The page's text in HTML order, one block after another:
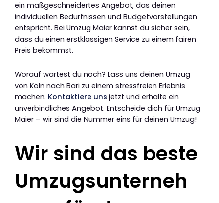
ein maßgeschneidertes Angebot, das deinen
individuellen Bedürfnissen und Budgetvorstellungen
entspricht. Bei Umzug Maier kannst du sicher sein,
dass du einen erstklassigen Service zu einem fairen
Preis bekommst.
Worauf wartest du noch? Lass uns deinen Umzug
von Köln nach Bari zu einem stressfreien Erlebnis
machen. Kontaktiere uns jetzt und erhalte ein
unverbindliches Angebot. Entscheide dich für Umzug
Maier – wir sind die Nummer eins für deinen Umzug!
Wir sind das beste
Umzugsunterneh